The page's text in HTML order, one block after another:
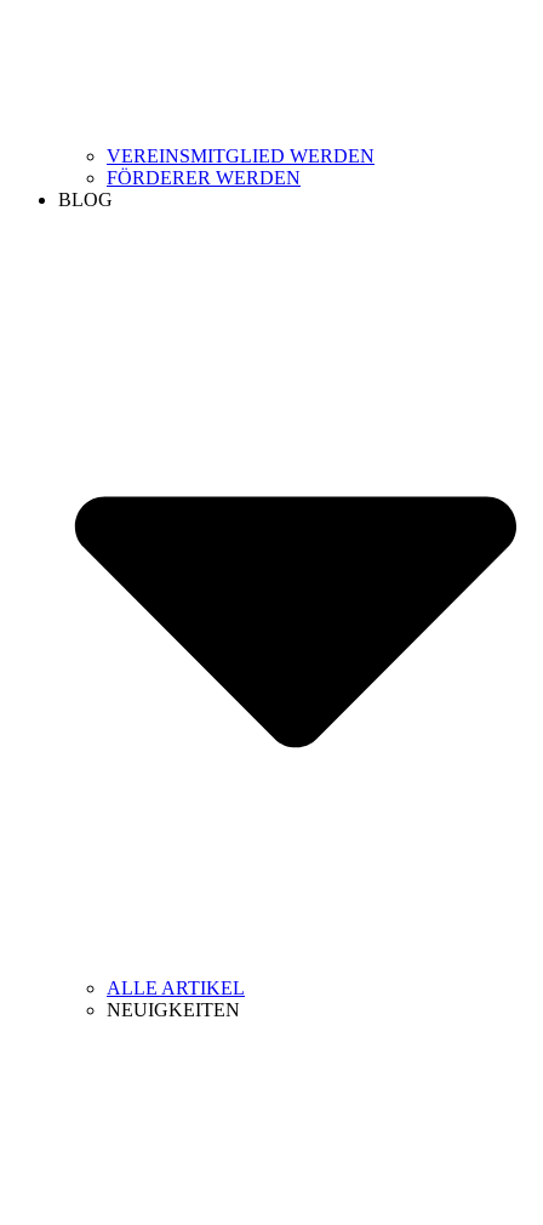
VEREINSMITGLIED WERDEN
FÖRDERER WERDEN
BLOG
ALLE ARTIKEL
NEUIGKEITEN